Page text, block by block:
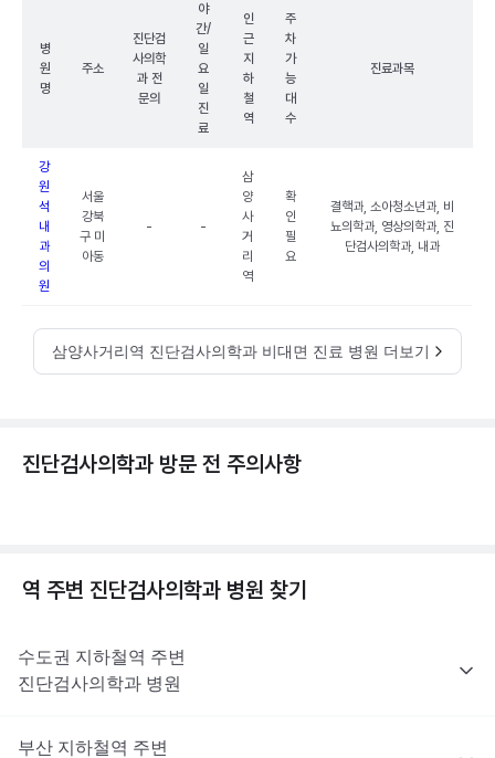
병
원
명
주소
진단검
사의학
과 전
문의
야
간/
일
요
일
진
료
인
근
지
하
철
역
주
차
가
능
대
수
진료과목
강
원
석
내
과
의
원
서울
강북
구 미
아동
- -
삼
양
사
거
리
역
확
인
필
요
결핵과, 소아청소년과, 비
뇨의학과, 영상의학과, 진
단검사의학과, 내과
삼양사거리역 진단검사의학과 비대면 진료 병원 더보기
진단검사의학과 방문 전 주의사항
역 주변 진단검사의학과 병원 찾기
수도권 지하철역 주변
진단검사의학과 병원
부산 지하철역 주변